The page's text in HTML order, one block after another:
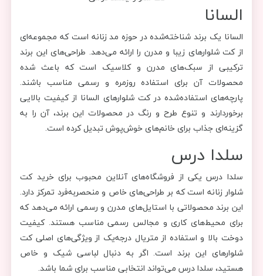
السانا
السانا یک برند شناخته‌شده در حوزه مد زنانه است که مجموعه‌ای
از کت شلوارهای زیبا و مدرن را ارائه می‌دهد. طراحی‌های این برند
ترکیبی از سبک‌های مدرن و کلاسیک است که باعث شده
محصولات آن برای استفاده روزمره و رسمی مناسب باشند.
پارچه‌های استفاده‌شده در کت شلوارهای السانا از کیفیت بالایی
برخوردارند و تنوع طرح و رنگ در محصولات این برند، آن را به
گزینه‌ای جذاب برای خانم‌های خوش‌پوش تبدیل کرده است.
سلدا درس
سلدا درس یکی از فروشگاه‌های آنلاین محبوب برای خرید کت
شلوار زنانه است که بر طراحی‌های خاص و منحصر‌به‌فرد تمرکز دارد.
این برند محصولاتی با استایل‌های مدرن و رسمی ارائه می‌دهد که
برای محیط‌های کاری و مجالس رسمی مناسب هستند. کیفیت
دوخت بالا و استفاده از متریال درجه‌یک از ویژگی‌های اصلی کت
شلوارهای این برند است. اگر به دنبال لباسی شیک و خاص
هستید، سلدا درس می‌تواند انتخابی مناسب برای شما باشد.